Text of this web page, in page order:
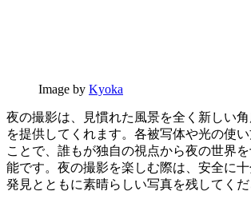
Image by Kyoka
夜の撮影は、見慣れた風景を全く新しい
を提供してくれます。各被写体や光の使
ことで、誰もが独自の視点から夜の世界
能です。夜の撮影を楽しむ際は、安全に
発見とともに素晴らしい写真を残してくだ